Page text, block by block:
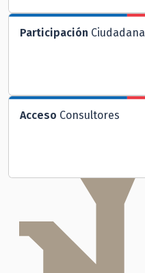
Participación Ciudadana
Acceso Consultores